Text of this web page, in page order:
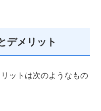
デメリット
ットは次のようなもの